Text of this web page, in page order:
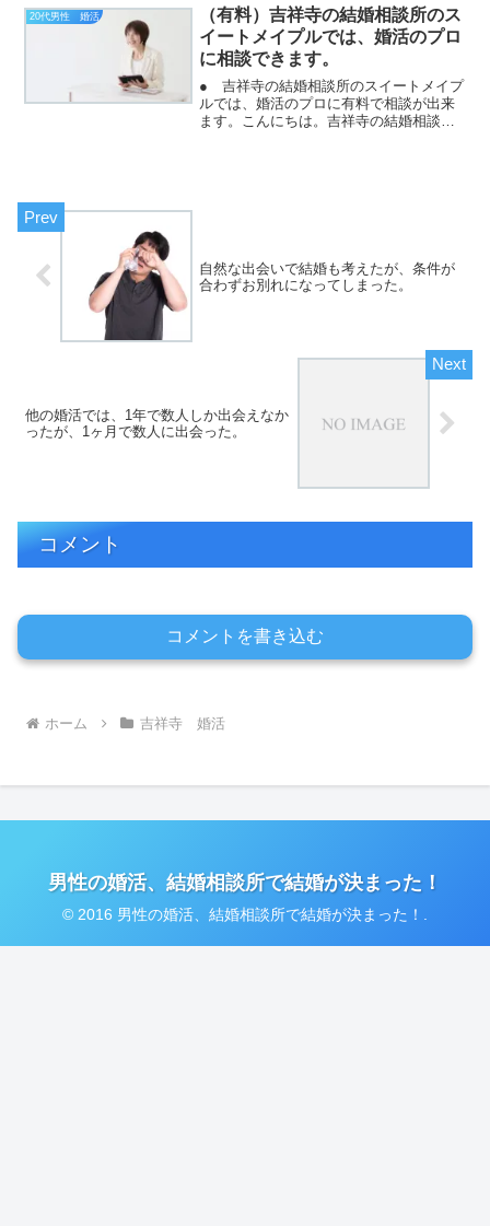
まって日程が決まっていました。真剣交
際の時に、プロポーズの...
20代男性 婚活
（有料）吉祥寺の結婚相談所のス
イートメイプルでは、婚活のプロ
に相談できます。
● 吉祥寺の結婚相談所のスイートメイプ
ルでは、婚活のプロに有料で相談が出来
ます。こんにちは。吉祥寺の結婚相談所
自然な出会いで結婚も考えたが、条件が
合わずお別れになってしまった。
他の婚活では、1年で数人しか出会えなか
ったが、1ヶ月で数人に出会った。
コメント
コメントを書き込む
ホーム 吉祥寺 婚活
男性の婚活、結婚相談所で結婚が決まった！
© 2016 男性の婚活、結婚相談所で結婚が決まった！.